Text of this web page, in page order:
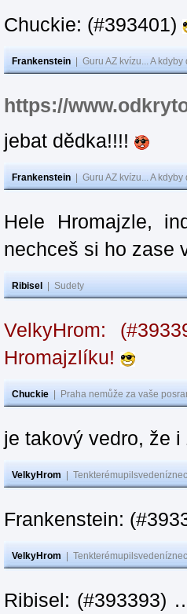
Chuckie: (#393401)
Frankenstein Guru AZ kvízu... A
https://
jebat dědka!!!!
Frankenstein Guru AZ kvízu... A
Hele Hromajzle,
nechceš si ho zase
Ribisel Sudety
VelkyHrom:
Hromajzlíku!
Chuckie Praha nemůže za vaše
je takový vedro, že
VelkyHrom
Frankenstein:
VelkyHrom
Ribisel: (#393393)